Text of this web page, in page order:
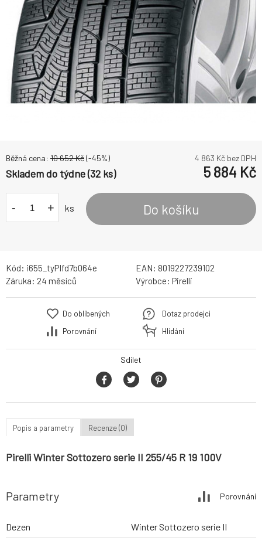
Běžná cena: 10 652Kč(-45%) 4 863 Kč bez DPH
Skladem do týdne (32 ks) 5 884 Kč
- + ks Do košíku
Kód: i655_tyPIfd7b064e EAN: 8019227239102
Záruka: 24 měsíců Výrobce: Pirelli
Do oblíbených
Porovnání
Dotaz prodejci
Hlídání
Sdílet
Popis a parametry Recenze (0)
Pirelli Winter Sottozero serie II 255/45 R 19 100V
Parametry Porovnání
Dezen
Winter Sottozero serie II